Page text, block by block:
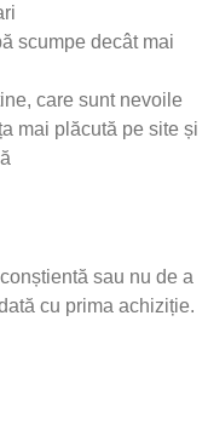
scumpe decât mai
care sunt nevoile
mai plăcută pe site și
sau nu de a
cu prima achiziție.